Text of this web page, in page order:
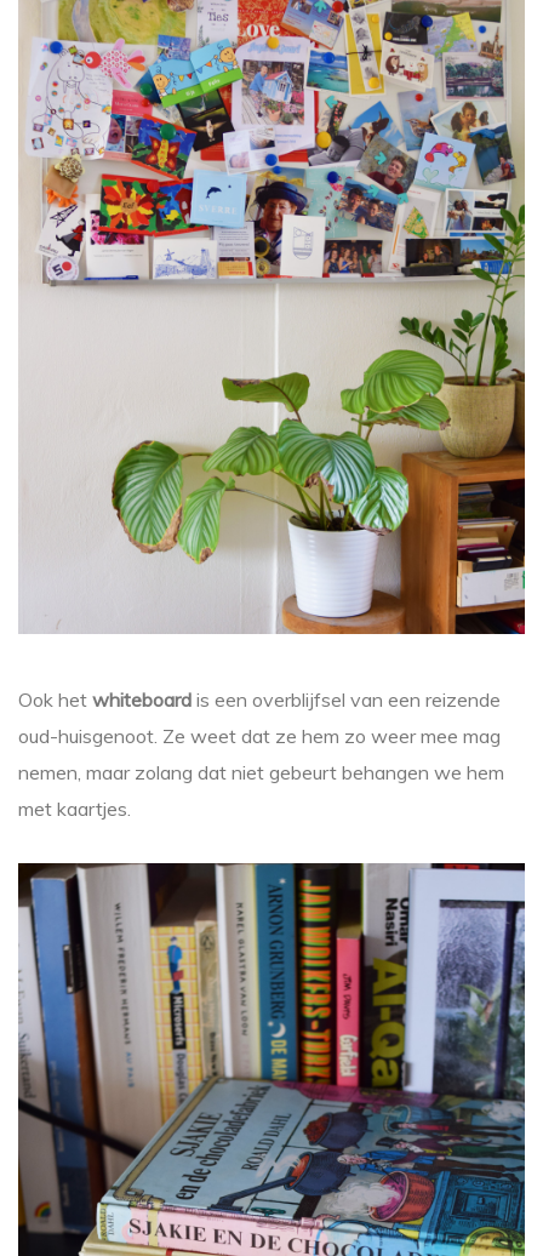
Ook het whiteboard is een overblijfsel van een reizende
oud-huisgenoot. Ze weet dat ze hem zo weer mee mag
nemen, maar zolang dat niet gebeurt behangen we hem
met kaartjes.